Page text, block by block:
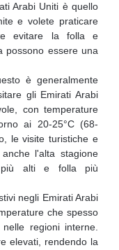
Arabi Uniti è quello
e volete praticare
evitare la folla e
possono essere una
è generalmente
gli Emirati Arabi
con temperature
ai 20-25°C (68-
le visite turistiche e
l'alta stagione
più alti e folla più
negli Emirati Arabi
che spesso
regioni interne.
elevati, rendendo la